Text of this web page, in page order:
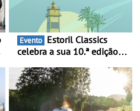
Evento
celebra a sua 10.ª edição
2026